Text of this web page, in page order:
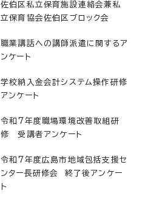
佐伯区私立保育施設連絡会兼私
立保育協会佐伯区ブロック会
職業講話への講師派遣に関するア
ンケート
学校納入金会計システム操作研修
アンケート
令和7年度職場環境改善取組研
修 受講者アンケート
令和7年度広島市地域包括支援セ
ンター長研修会 終了後アンケー
ト